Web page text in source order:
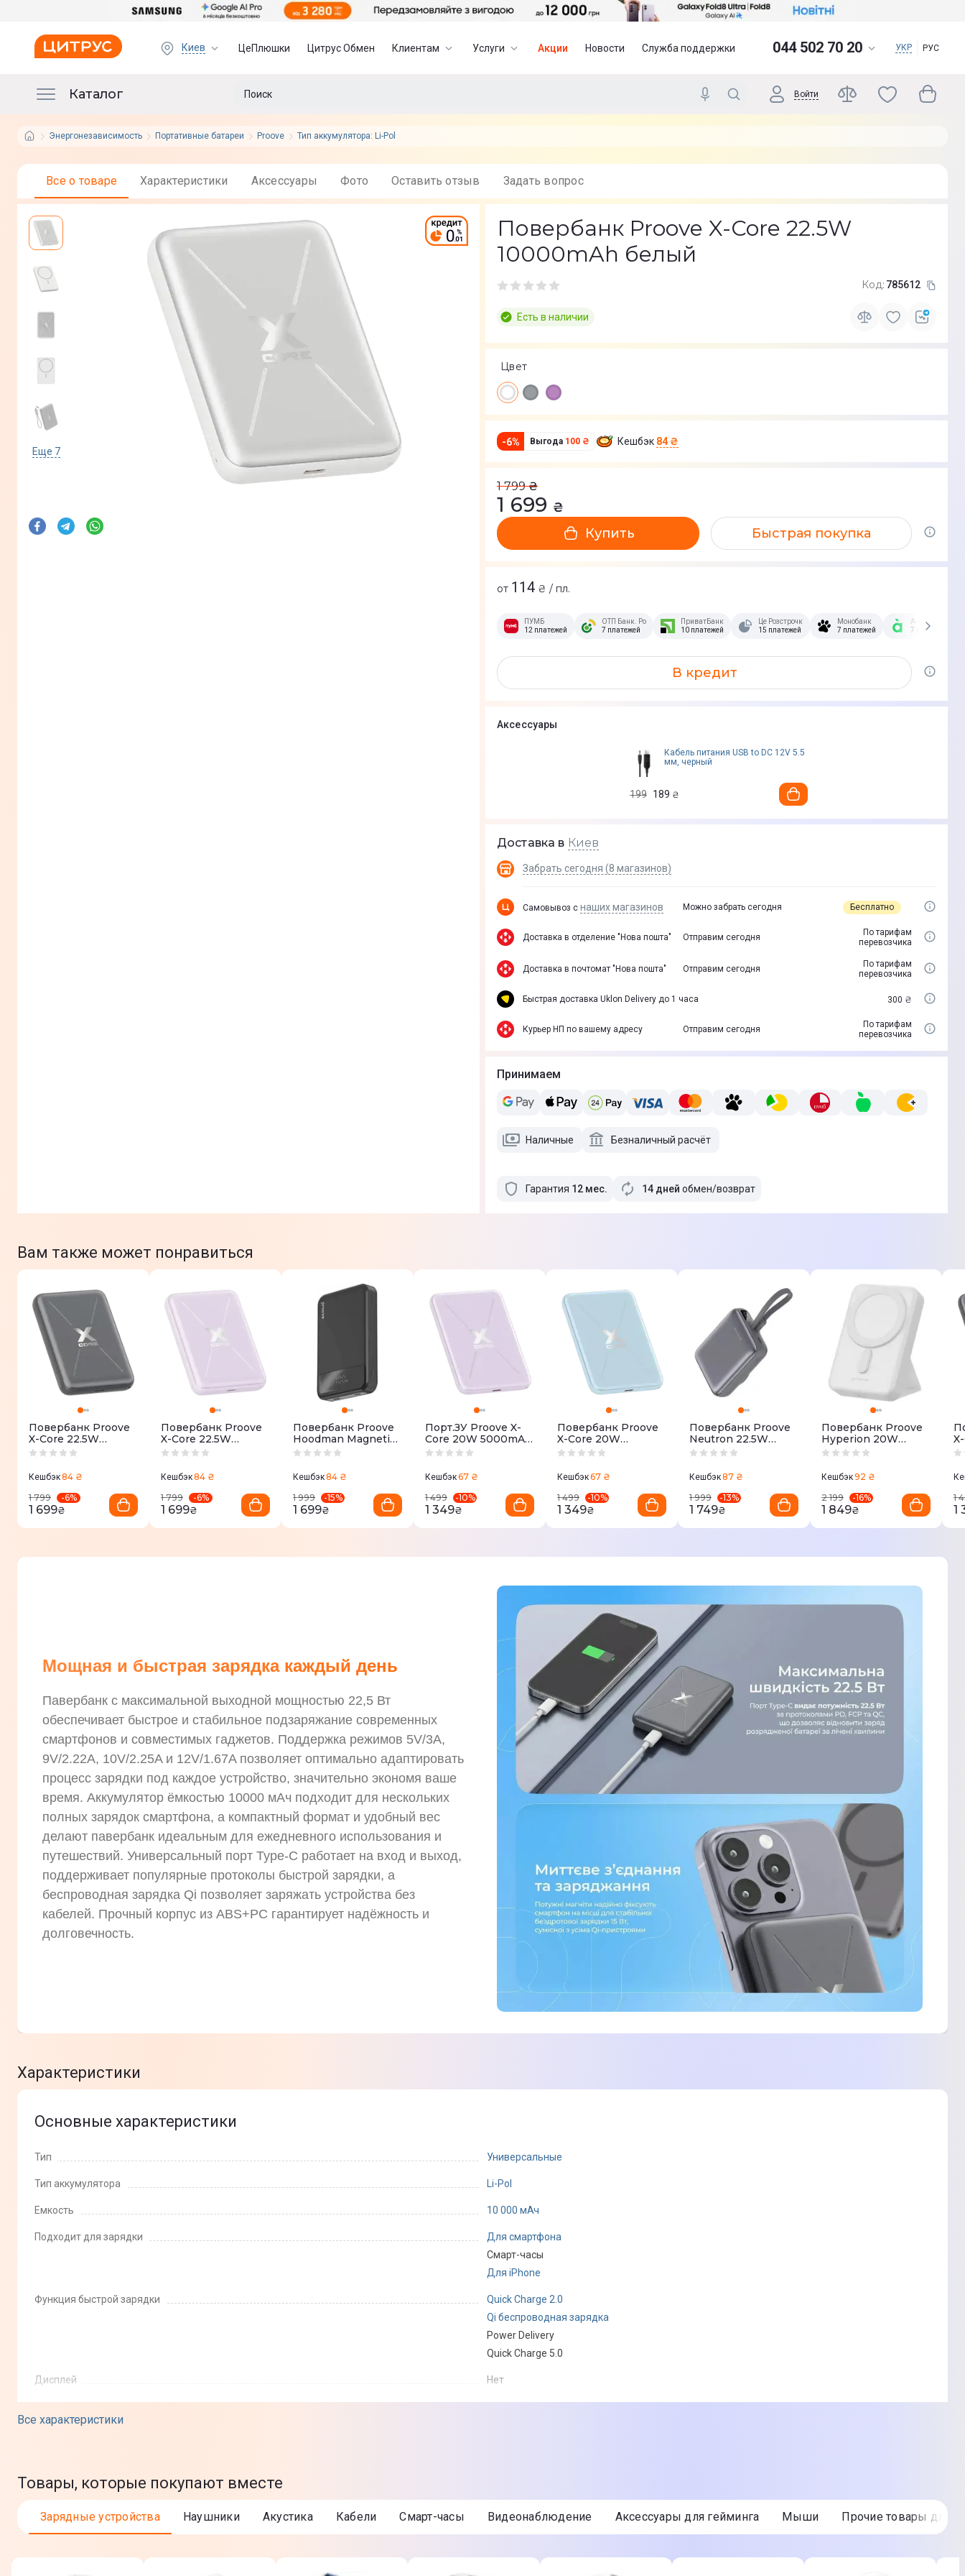
Киев ЦеПлюшки Цитрус Обмен Клиентам Услуги Акции Новости Служба поддержки 044 502 70 20 УКР РУС
Каталог Войти
Энергонезависимость Портативные батареи Proove Тип аккумулятора: Li-Pol
Все о товаре Характеристики Аксессуары Фото Оставить отзыв Задать вопрос
Еще 7
Повербанк Proove X-Core 22.5W
10000mAh белый
Код: 785612
Есть в наличии
Цвет
-6% Выгода 100 ₴ Кешбэк 84 ₴
1 799 ₴
1 699 ₴
Купить Быстрая покупка
от 114 ₴ / пл.
ПУМБ
12 платежей
ОТП Банк. Розстрочка Скибочка.
7 платежей
ПриватБанк
10 платежей
Це Розстрочка
15 платежей
Монобанк
7 платежей
А-Банк
7 платежей
В кредит
Аксессуары
Кабель питания USB to DC 12V 5.5
мм, черный
199 189 ₴
Доставка в Киев
Забрать сегодня (8 магазинов)
Самовывоз с наших магазинов Можно забрать сегодня Бесплатно
Доставка в отделение "Нова пошта" Отправим сегодня
По тарифам
перевозчика
Доставка в почтомат "Нова пошта" Отправим сегодня
По тарифам
перевозчика
Быстрая доставка Uklon Delivery до 1 часа 300 ₴
Курьер НП по вашему адресу Отправим сегодня
По тарифам
перевозчика
Принимаем
Наличные Безналичный расчёт
Гарантия 12 мес. 14 дней обмен/возврат
Вам также может понравиться
Повербанк Proove
X-Core 22.5W
10000mAh серый
Кешбэк84 ₴
1 799
-6%
1 699₴
Повербанк Proove
X-Core 22.5W
10000mAh
Кешбэк84 ₴
1 799
-6%
1 699₴
Повербанк Proove
Hoodman Magnetic
10000mAh 20W
Кешбэк84 ₴
1 999
-15%
1 699₴
Порт.ЗУ Proove X-
Core 20W 5000mAh
фиолетовый
Кешбэк67 ₴
1 499
-10%
1 349₴
Повербанк Proove
X-Core 20W
5000mAh голубой
Кешбэк67 ₴
1 499
-10%
1 349₴
Повербанк Proove
Neutron 22.5W
10000mAh Серый
Кешбэк87 ₴
1 999
-13%
1 749₴
Повербанк Proove
Hyperion 20W
10000mAh 2025
Кешбэк92 ₴
2 199
-16%
1 849₴
1
1
Мощная и быстрая зарядка каждый день
Павербанк с максимальной выходной мощностью 22,5 Вт
обеспечивает быстрое и стабильное подзаряжание современных
смартфонов и совместимых гаджетов. Поддержка режимов 5V/3A,
9V/2.22A, 10V/2.25A и 12V/1.67A позволяет оптимально адаптировать
процесс зарядки под каждое устройство, значительно экономя ваше
время. Аккумулятор ёмкостью 10000 мАч подходит для нескольких
полных зарядок смартфона, а компактный формат и удобный вес
делают павербанк идеальным для ежедневного использования и
путешествий. Универсальный порт Type-C работает на вход и выход,
поддерживает популярные протоколы быстрой зарядки, а
беспроводная зарядка Qi позволяет заряжать устройства без
кабелей. Прочный корпус из ABS+PC гарантирует надёжность и
долговечность.
Характеристики
Все характеристики
Основные характеристики
Тип Универсальные
Тип аккумулятора Li-Pol
Емкость 10 000 мАч
Подходит для зарядки
Для смартфона
Смарт-часы
Для iPhone
Функция быстрой зарядки
Quick Charge 2.0
Qi беспроводная зарядка
Power Delivery
Quick Charge 5.0
Дисплей Нет
Защита от
Перенапряжения
Глубокого разряда
Товары, которые покупают вместе
Зарядные устройства Наушники Акустика Кабели Смарт-часы Видеонаблюдение Аксессуары для гейминга Мыши Прочие товары для